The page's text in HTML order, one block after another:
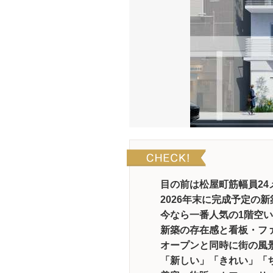
目の前は松屋町筋幅員
2026年末に完成予定の
今なら一番人気の1階空
新築の存在感と看板・フ
オープンと同時に街の
「新しい」「きれい」